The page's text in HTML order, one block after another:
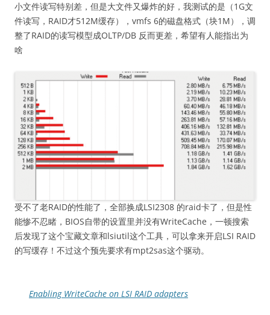
小文件读写特别差，但是大文件又爆炸的好，我测试的是（1G文
件读写，RAID才512M缓存），vmfs 6的磁盘格式（块1M），调
整了RAID的读写模型成OLTP/DB 反而更差，希望有人能指出为
啥
受不了老RAID的性能了，全部换成LSI2308 的raid卡了，但是性
能惨不忍睹，BIOS自带的设置里并没有WriteCache，一顿搜索
后发现了这个宝藏文章和lsiutil这个工具，可以拿来开启LSI RAID
的写缓存！不过这个预先要求有mpt2sas这个驱动。
Enabling WriteCache on LSI RAID adapters